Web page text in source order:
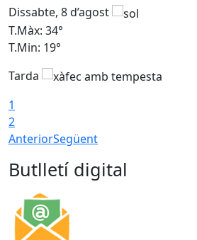
Dissabte, 8 d’agost
T.Màx: 34°
T.Min: 19°
Tarda
1
2
AnteriorSegüent
Butlletí digital